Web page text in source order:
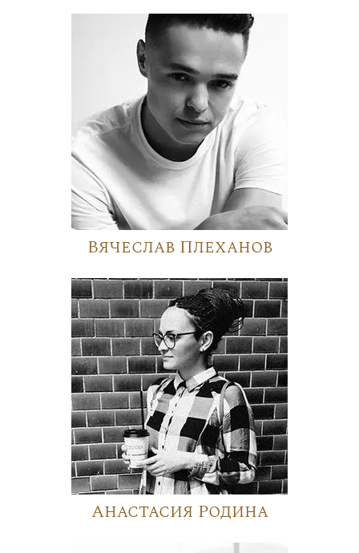
Вячеслав Плеханов
Анастасия Родина